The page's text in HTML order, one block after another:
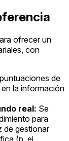
ofrecer un
con
de
la información
real: Se
para
de gestionar
(p. ej.,